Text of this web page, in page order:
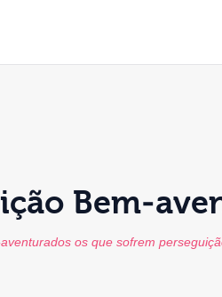
Bem-
os que sofrem